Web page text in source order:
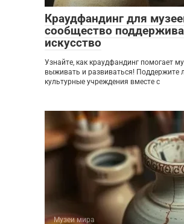
Краудфандинг для
сообщество
искусство
Узнайте, как краудфандинг помогает
выживать и развиваться! Поддержите
культурные учреждения вместе с
Музеи мира